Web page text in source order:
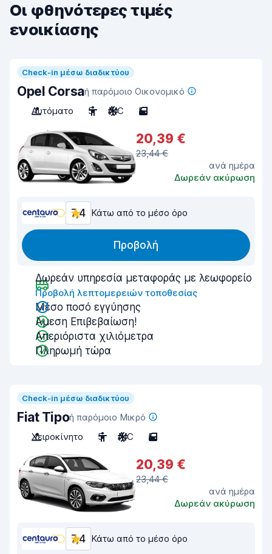
Οι φθηνότερες τιμές
ενοικίασης
Check-in μέσω διαδικτύου
Opel Corsaή παρόμοιο Οικονομικό
Αυτόματο
5 A/C 5
20,39 €
23,44 €
ανά ημέρα
Δωρεάν ακύρωση
7,4 Κάτω από το μέσο όρο
Προβολή
Δωρεάν υπηρεσία μεταφοράς με λεωφορείο
Προβολή λεπτομερειών τοποθεσίας
Μέσο ποσό εγγύησης
Άμεση Επιβεβαίωση!
Απεριόριστα χιλιόμετρα
Πληρωμή τώρα
Check-in μέσω διαδικτύου
Fiat Tipoή παρόμοιο Μικρό
Χειροκίνητο
5 A/C 5
20,39 €
23,44 €
ανά ημέρα
Δωρεάν ακύρωση
7,4 Κάτω από το μέσο όρο